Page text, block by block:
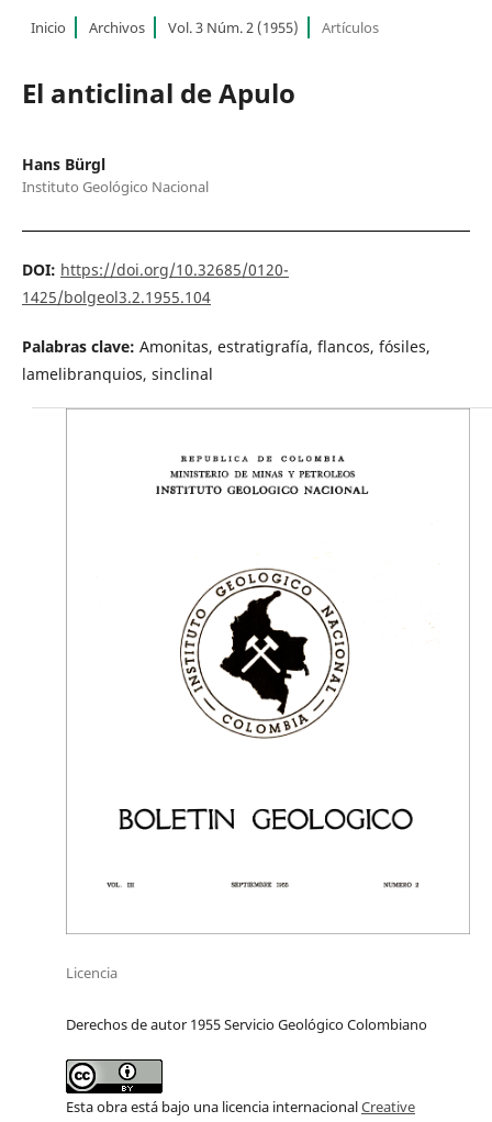
Inicio Archivos Vol. 3 Núm. 2 (1955) Artículos
El anticlinal de Apulo
Hans Bürgl
Instituto Geológico Nacional
DOI: https://doi.org/10.32685/0120-
1425/bolgeol3.2.1955.104
Palabras clave: Amonitas, estratigrafía, flancos, fósiles,
lamelibranquios, sinclinal
Licencia
Derechos de autor 1955 Servicio Geológico Colombiano
Esta obra está bajo una licencia internacionalCreative